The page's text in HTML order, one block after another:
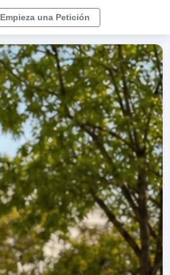
Empieza una Petición